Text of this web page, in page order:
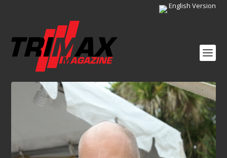
English Version